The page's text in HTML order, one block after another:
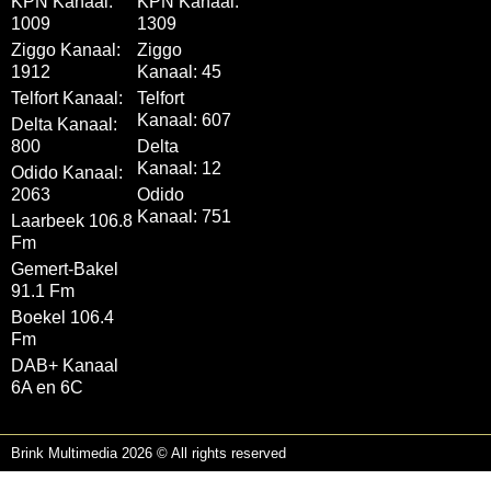
1009
Ziggo Kanaal:
1912
Telfort Kanaal:
Delta Kanaal:
800
Odido Kanaal:
2063
Laarbeek 106.8
Fm
Gemert-Bakel
91.1 Fm
Boekel 106.4
Fm
DAB+ Kanaal
6A en 6C
1309
Ziggo
Kanaal: 45
Telfort
Kanaal: 607
Delta
Kanaal: 12
Odido
Kanaal: 751
Brink Multimedia 2026 © All rights reserved